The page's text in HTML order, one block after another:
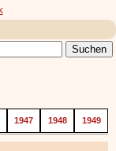
1947 1948 1949